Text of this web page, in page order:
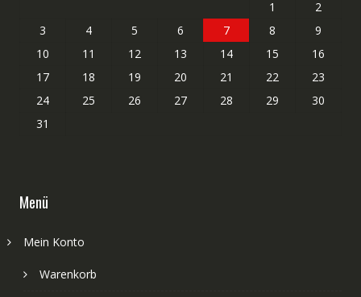
1
2
3
4 5 6 7 8
9
10
11 12 13 14 15
16
17
18 19 20 21 22
23
24
25 26 27 28 29
30
31
Menü
Mein Konto
Warenkorb